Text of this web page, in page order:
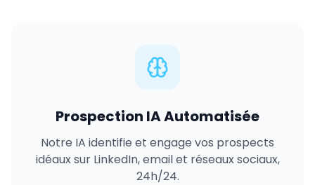
Prospection IA Automatisée
Notre IA identifie et engage vos prospects
idéaux sur LinkedIn, email et réseaux sociaux,
24h/24.